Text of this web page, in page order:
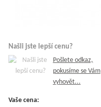
Našli jste lepší cenu?
Pošlete odkaz,
pokusíme se Vám
vyhovět...
Vaše cena: